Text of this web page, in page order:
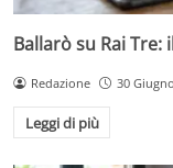
Ballarò su Rai
Redazione 30
Leggi di più